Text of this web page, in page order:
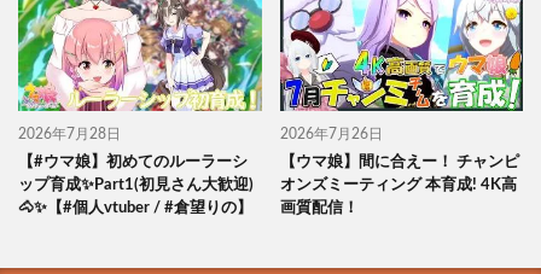
2026年7月28日
【#ウマ娘】初めてのルーラーシ
ップ育成✨Part1(初見さん大歓迎)
🐴✨【#個人vtuber / #倉望りの】
2026年7月26日
【ウマ娘】間に合えー！ チャンピ
オンズミーティング 本育成! 4K高
画質配信！